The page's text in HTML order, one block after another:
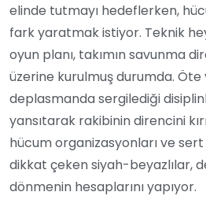
elinde tutmayı hedeflerken,
fark yaratmak istiyor. Teknik
oyun planı, takımın savunma
üzerine kurulmuş durumda. Öte
deplasmanda sergilediği
yansıtarak rakibinin direncini
hücum organizasyonları ve sert
dikkat çeken siyah-beyazlılar,
dönmenin hesaplarını yapıyor.